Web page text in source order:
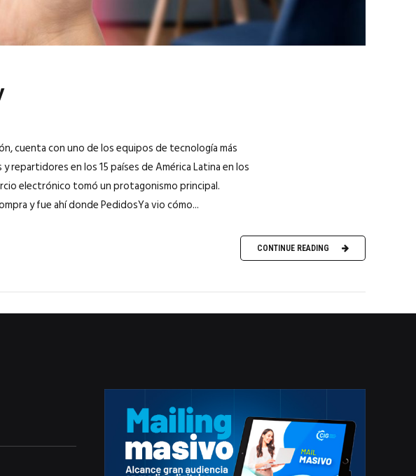
cuenta con uno de los equipos de tecnología más
repartidores en los 15 países de América Latina en los
electrónico tomó un protagonismo principal.
y fue ahí donde PedidosYa vio cómo...
CONTINUE READING